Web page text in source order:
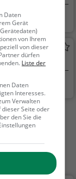
Familie & Kinder,
Natur
Kunst & Museen
finden
Daten
Gerät
von Ihrem
von dieser
dürfen
Liste der
Daten
Interesses.
Verwalten
Seite oder
den Sie die